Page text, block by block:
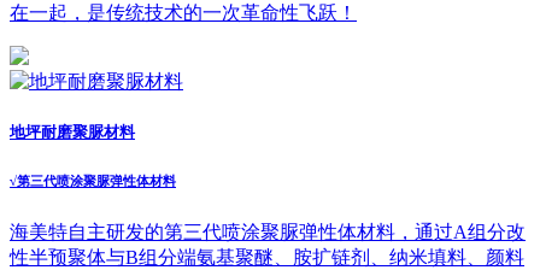
在一起，是传统技术的一次革命性飞跃！
地坪耐磨聚脲材料
√第三代喷涂聚脲弹性体材料
海美特自主研发的第三代喷涂聚脲弹性体材料，通过A组分改
性半预聚体与B组分端氨基聚醚、胺扩链剂、纳米填料、颜料